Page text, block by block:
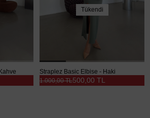
Tükendi
Straplez Basic Elbise - Haki
500,00 TL
1.000,00 TL